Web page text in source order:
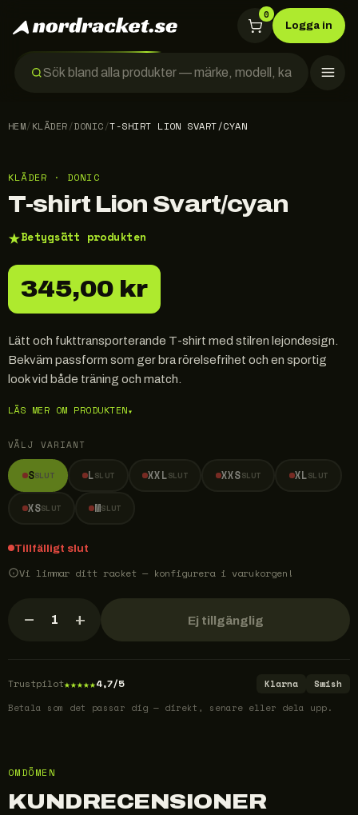
0
Logga in
HEM/KLÄDER/DONIC/T-SHIRT LION SVART/CYAN
KLÄDER · DONIC
T-shirt Lion Svart/cyan
★Betygsätt produkten
345,00 kr
Lätt och fukttransporterande T-shirt med stilren lejondesign.
Bekväm passform som ger bra rörelsefrihet och en sportig
look vid både träning och match.
LÄS MER OM PRODUKTEN▾
VÄLJ VARIANT
SSLUT LSLUT XXLSLUT XXSSLUT XLSLUT
XSSLUT MSLUT
Tillfälligt slut
Vi limmar ditt racket — konfigurera i varukorgen!
− 1 + Ej tillgänglig
Trustpilot★★★★★4,7/5 Klarna
Swish
Betala som det passar dig — direkt, senare eller dela upp.
OMDÖMEN
KUNDRECENSIONER